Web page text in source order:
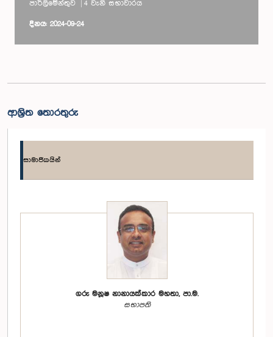
පාර්ලිමේන්තුව | 4 වැනි සභාවාරය
දිනය: 2024-09-24
ආශ්‍රිත තොරතුරු
සාමාජිකයින්
ගරු මනූෂ නානායක්කාර මහතා, පා.ම.
සභාපති